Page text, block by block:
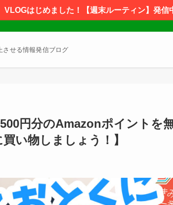
VLOGはじめました！【週末ルーティン】発信
させる情報発信ブログ
円分のAmazonポイントを
い物しましょう！】